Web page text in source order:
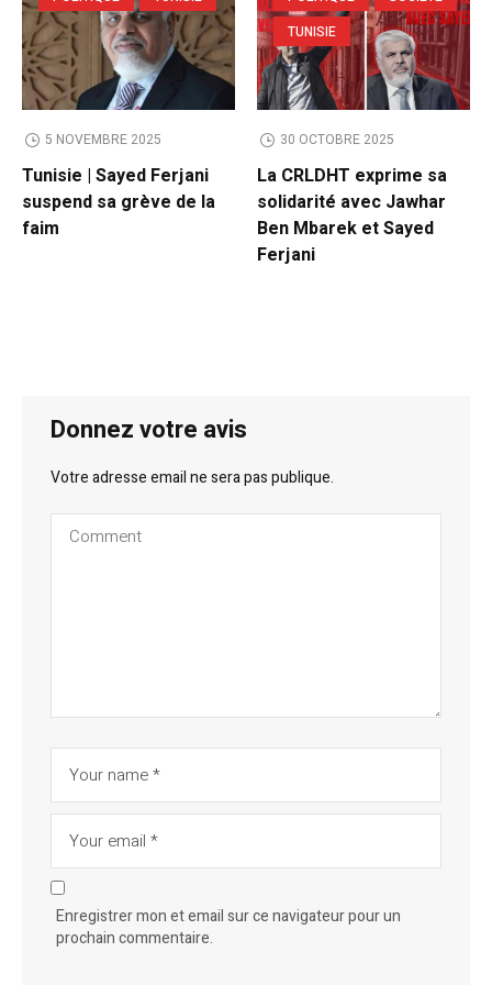
5 NOVEMBRE 2025
Tunisie | Sayed Ferjani
suspend sa grève de la
faim
TUNISIE
30 OCTOBRE 2025
La CRLDHT exprime sa
solidarité avec Jawhar
Ben Mbarek et Sayed
Ferjani
Donnez votre avis
Votre adresse email ne sera pas publique.
Enregistrer mon et email sur ce navigateur pour un
prochain commentaire.